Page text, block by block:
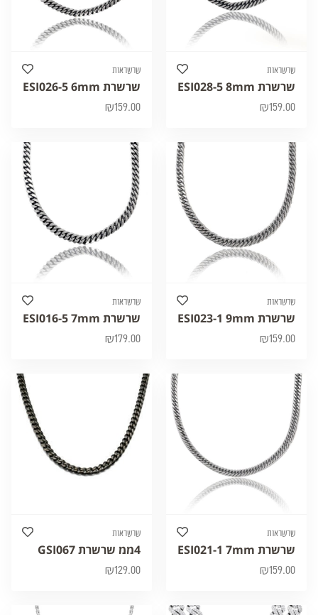
שרשראות
שרשרת ESI028-5 8mm
₪159.00
שרשראות
שרשרת ESI026-5 6mm
₪159.00
שרשראות
שרשרת ESI023-1 9mm
₪159.00
שרשראות
שרשרת ESI016-5 7mm
₪179.00
שרשראות
שרשרת ESI021-1 7mm
₪159.00
שרשראות
4ממ שרשרת GSI067
₪129.00